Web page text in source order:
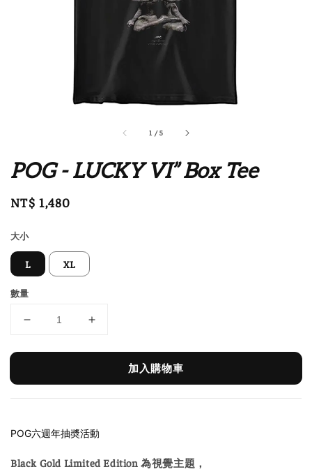
1 /5
POG - LUCKY VI” Box Tee
Regular
NT$ 1,480
大小
L XL
數量
加入購物車
POG六週年抽奬活動
Black Gold Limited Edition 為視覺主題，